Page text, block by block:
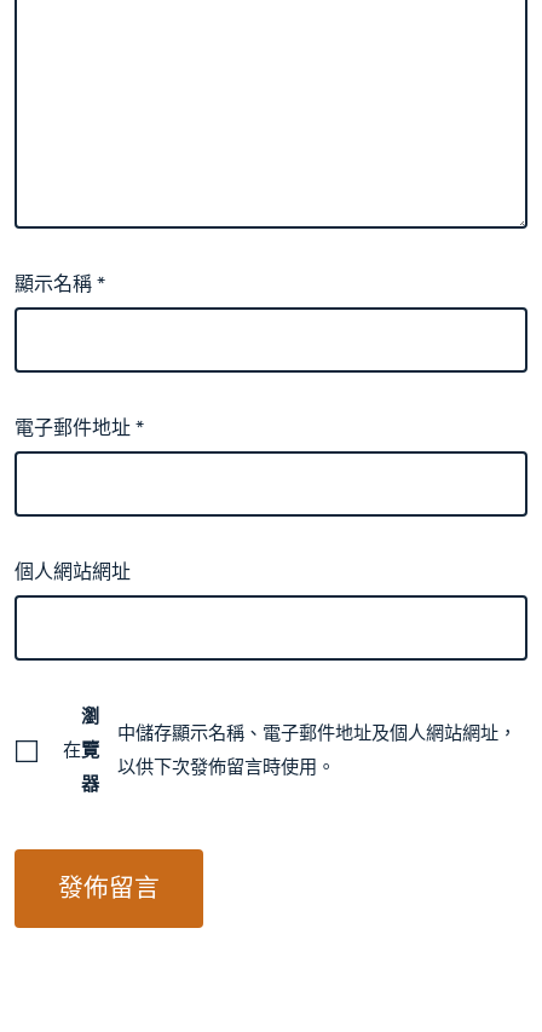
顯示名稱*
電子郵件地址*
個人網站網址
在
瀏
覽
器
中儲存顯示名稱、電子郵件地址及個人網站網址，
以供下次發佈留言時使用。